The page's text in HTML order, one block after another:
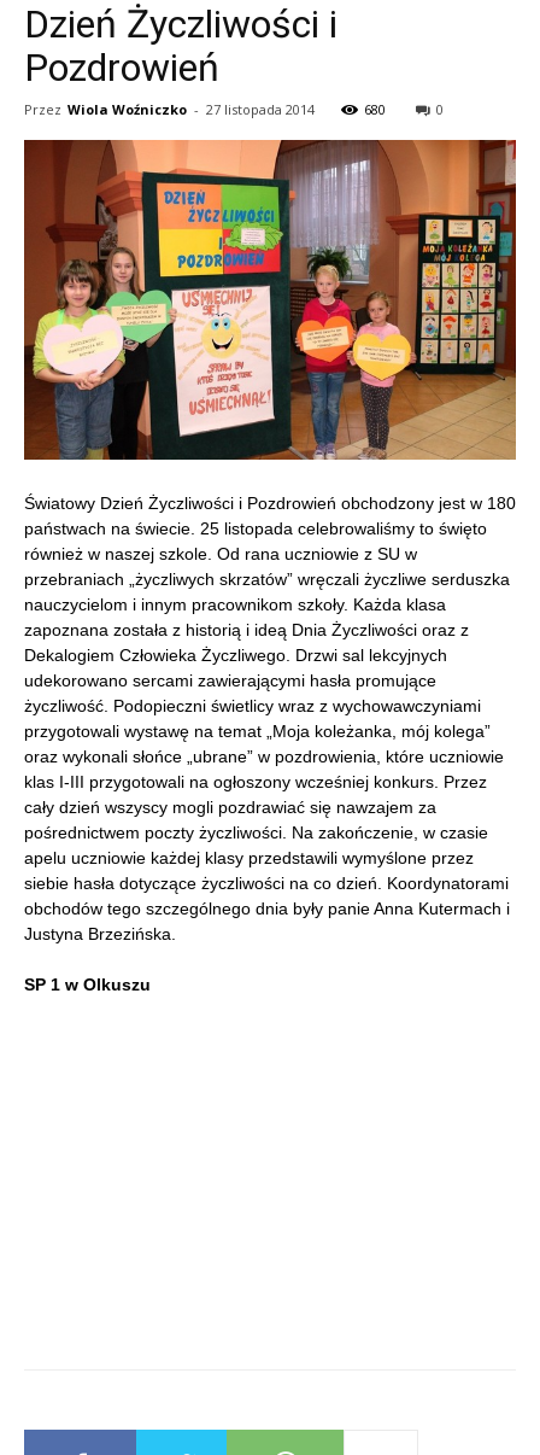
Dzień Życzliwości i
Pozdrowień
Przez Wiola Woźniczko - 27 listopada 2014 680 0
Światowy Dzień Życzliwości i Pozdrowień obchodzony jest w 180
państwach na świecie. 25 listopada celebrowaliśmy to święto
również w naszej szkole. Od rana uczniowie z SU w
przebraniach „życzliwych skrzatów” wręczali życzliwe serduszka
nauczycielom i innym pracownikom szkoły. Każda klasa
zapoznana została z historią i ideą Dnia Życzliwości oraz z
Dekalogiem Człowieka Życzliwego. Drzwi sal lekcyjnych
udekorowano sercami zawierającymi hasła promujące
życzliwość. Podopieczni świetlicy wraz z wychowawczyniami
przygotowali wystawę na temat „Moja koleżanka, mój kolega”
oraz wykonali słońce „ubrane” w pozdrowienia, które uczniowie
klas I-III przygotowali na ogłoszony wcześniej konkurs. Przez
cały dzień wszyscy mogli pozdrawiać się nawzajem za
pośrednictwem poczty życzliwości. Na zakończenie, w czasie
apelu uczniowie każdej klasy przedstawili wymyślone przez
siebie hasła dotyczące życzliwości na co dzień. Koordynatorami
obchodów tego szczególnego dnia były panie Anna Kutermach i
Justyna Brzezińska.
SP 1 w Olkuszu